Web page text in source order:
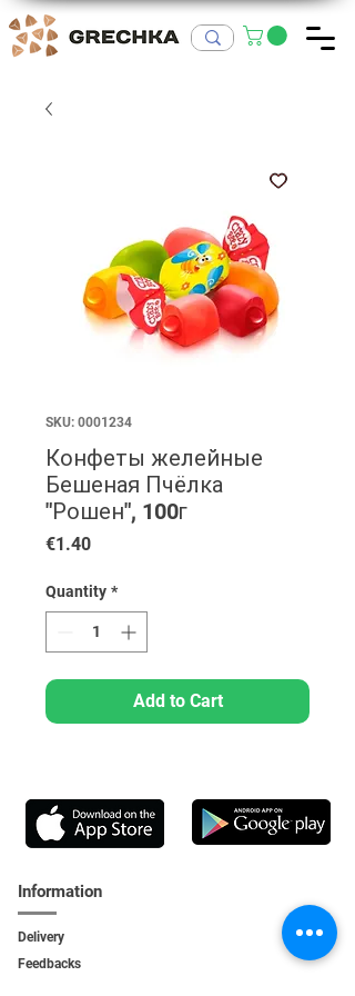
SKU: 0001234
Конфеты желейные
Бешеная Пчёлка
"Рошен", 100г
€1.40Price
Quantity *
Add to Cart
Information
Delivery
Feedbacks